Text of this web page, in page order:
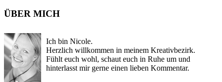
ÜBER MICH
Ich bin Nicole.
Herzlich willkommen in meinem Kreativbezirk.
Fühlt euch wohl, schaut euch in Ruhe um und
hinterlasst mir gerne einen lieben Kommentar.